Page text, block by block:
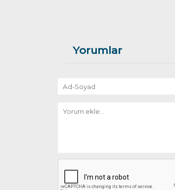
Yorumlar